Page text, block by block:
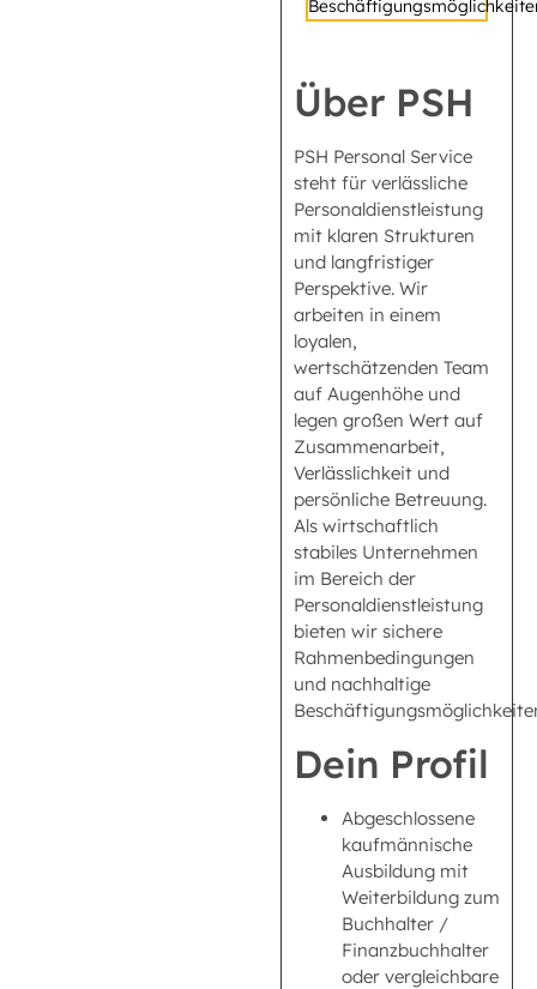
Über PSH
PSH Personal Service
steht für verlässliche
Personaldienstleistung
mit klaren Strukturen
und langfristiger
Perspektive. Wir
arbeiten in einem
loyalen,
wertschätzenden Team
auf Augenhöhe und
legen großen Wert auf
Zusammenarbeit,
Verlässlichkeit und
persönliche Betreuung.
Als wirtschaftlich
stabiles Unternehmen
im Bereich der
Personaldienstleistung
bieten wir sichere
Rahmenbedingungen
und nachhaltige
Dein Profil
Abgeschlossene
kaufmännische
Ausbildung mit
Weiterbildung zum
Buchhalter /
Finanzbuchhalter
oder vergleichbare